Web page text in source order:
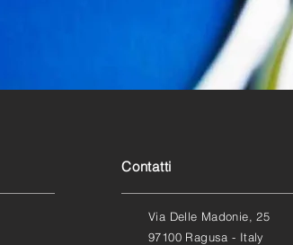
Contatti
Via Delle Madonie, 25
97100 Ragusa - Italy